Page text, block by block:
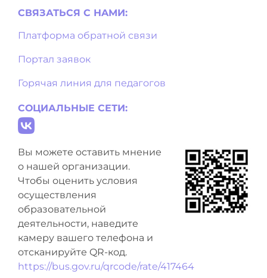
СВЯЗАТЬСЯ С НAМИ:
Платформа обратной связи
Портал заявок
Горячая линия для педагогов
СОЦИАЛЬНЫЕ СЕТИ:
Вы можете оставить мнение
о нашей организации.
Чтобы оценить условия
осуществления
образовательной
деятельности, наведите
камеру вашего телефона и
отсканируйте QR-код.
https://bus.gov.ru/qrcode/rate/417464